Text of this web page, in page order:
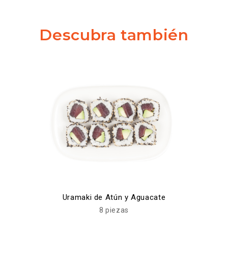
Descubra también
Uramaki de Atún y Aguacate
8 piezas